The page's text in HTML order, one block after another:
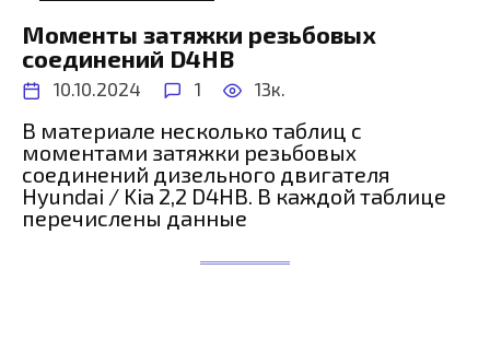
Моменты затяжки резьбовых
соединений D4HB
10.10.2024 1 13к.
В материале несколько таблиц с
моментами затяжки резьбовых
соединений дизельного двигателя
Hyundai / Kia 2,2 D4HB. В каждой таблице
перечислены данные